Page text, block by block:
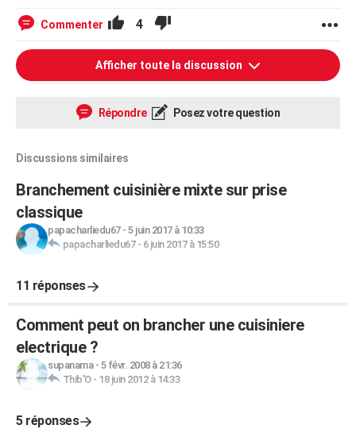
Commenter 4
Afficher toute la discussion
Répondre Posez votre question
Discussions similaires
Branchement cuisinière mixte sur prise
classique
papacharliedu67- 5 juin 2017 à 10:33
papacharliedu67- 6 juin 2017 à 15:50
11 réponses
Comment peut on brancher une cuisiniere
electrique ?
supanama- 5 févr. 2008 à 21:36
Thib'O- 18 juin 2012 à 14:33
5 réponses